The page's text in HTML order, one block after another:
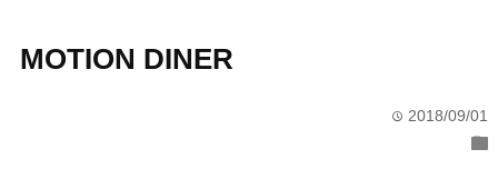
MOTION DINER
time 2018/09/01
folder